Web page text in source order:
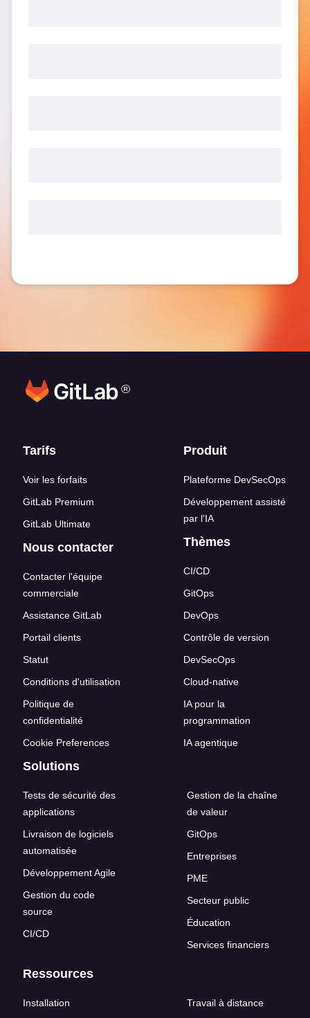
®
Liens en bas de page
Tarifs
Voir les forfaits
GitLab Premium
GitLab Ultimate
Nous contacter
Contacter l'équipe
commerciale
Assistance GitLab
Portail clients
Statut
Conditions d'utilisation
Politique de
confidentialité
Cookie Preferences
Produit
Plateforme DevSecOps
Développement assisté
par l'IA
Thèmes
CI/CD
GitOps
DevOps
Contrôle de version
DevSecOps
Cloud-native
IA pour la
programmation
IA agentique
Solutions
Tests de sécurité des
applications
Livraison de logiciels
automatisée
Développement Agile
Gestion du code
source
CI/CD
Gestion de la chaîne
de valeur
GitOps
Entreprises
PME
Secteur public
Éducation
Services financiers
Ressources
Installation
Travail à distance